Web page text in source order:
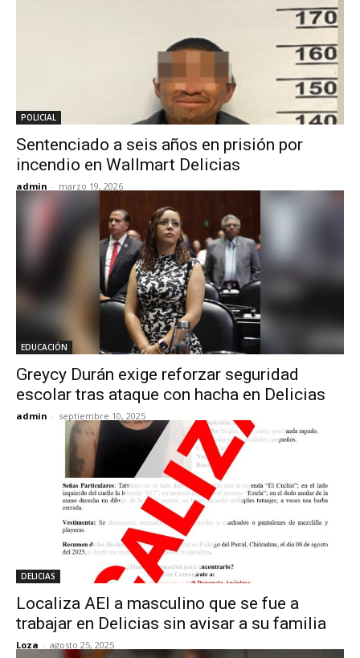
POLICIAL
Sentenciado a seis años en prisión por
incendio en Wallmart Delicias
admin - marzo 19, 2026
EDUCACIÓN
Greycy Durán exige reforzar seguridad
escolar tras ataque con hacha en Delicias
admin - septiembre 10, 2025
DELICIAS
Localiza AEI a masculino que se fue a
trabajar en Delicias sin avisar a su familia
Loza - agosto 25, 2025